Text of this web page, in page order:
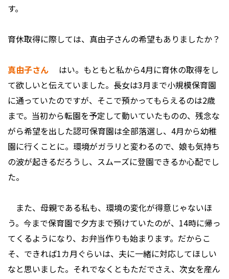
す。
――育休取得に際しては、真由子さんの希望もありましたか？
真由子さん はい。もともと私から4月に育休の取得をし
て欲しいと伝えていました。長女は3月まで小規模保育園
に通っていたのですが、そこで預かってもらえるのは2歳
まで。当初から転園を予定して動いていたものの、残念な
がら希望を出した認可保育園は全部落選し、4月から幼稚
園に行くことに。環境がガラリと変わるので、娘も気持ち
の波が起きるだろうし、スムーズに登園できるか心配でし
た。
また、母親である私も、環境の変化が得意じゃないほ
う。今まで保育園で夕方まで預けていたのが、14時に帰っ
てくるようになり、お弁当作りも始まります。だからこ
そ、できれば1カ月ぐらいは、夫に一緒に対応してほしい
なと思いました。それでなくともただでさえ、次女を産ん